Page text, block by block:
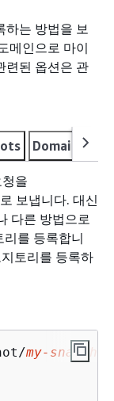
하는 방법을 보
메인으로 마이
련된 옵션은 관
Domain
을
보냅니다. 대신
다른 방법으로
를 등록합니
토리를 등록하
my-